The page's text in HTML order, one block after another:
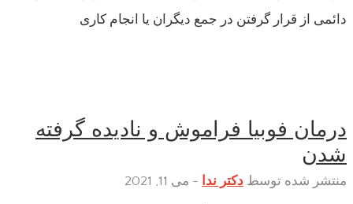
دائمی از قرار گرفتن در جمع دیگران یا انجام کاری
درمان فوبیا فراموش و نادیده گرفته
شدن
منتشر شده توسط دکتر ندا - می 11, 2021